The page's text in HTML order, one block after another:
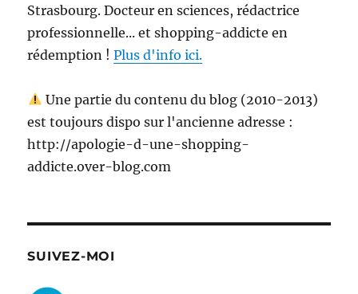
Strasbourg. Docteur en sciences, rédactrice
professionnelle... et shopping-addicte en
rédemption !Plus d'info ici.
Une partie du contenu du blog (2010-2013)
est toujours dispo sur l'ancienne adresse :
http://apologie-d-une-shopping-
addicte.over-blog.com
SUIVEZ-MOI